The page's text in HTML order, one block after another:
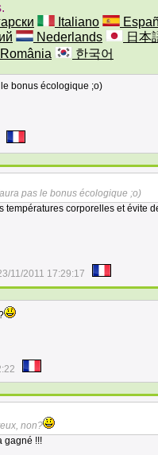
Italiano
Nederlands
日本
România 한국어
bonus écologique ;o)
pas le bonus écologique ;o)
températures corporelles et évite
11/2011 17:29:17
non?
gagné !!!